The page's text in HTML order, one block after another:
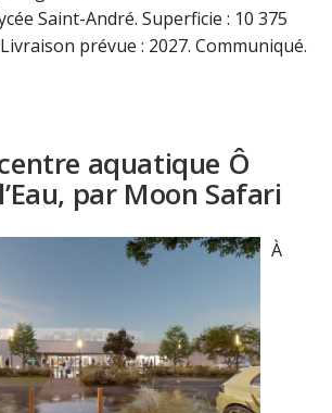
Saint-André. Superficie : 10 375
Livraison prévue : 2027. Communiqué.
aquatique Ô
par Moon Safari
À